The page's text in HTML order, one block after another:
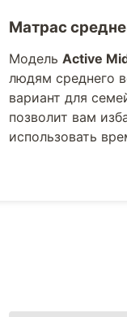
Матрас
Модель Active
людям среднего
вариант для
позволит вам
использовать